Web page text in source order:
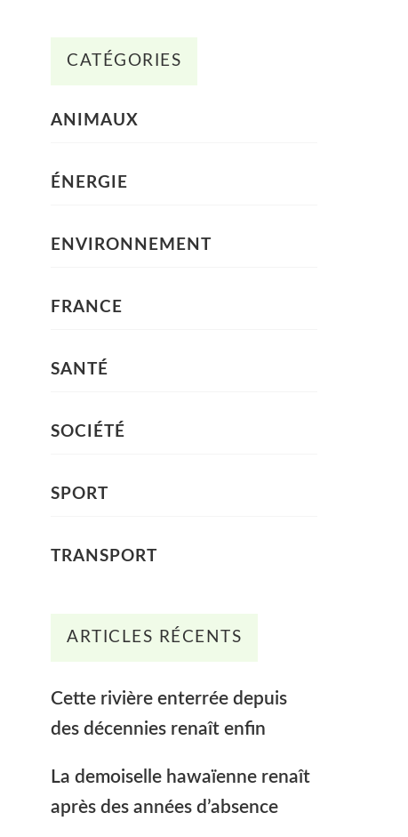
CATÉGORIES
ANIMAUX
ÉNERGIE
ENVIRONNEMENT
FRANCE
SANTÉ
SOCIÉTÉ
SPORT
TRANSPORT
ARTICLES RÉCENTS
Cette rivière enterrée depuis
des décennies renaît enfin
La demoiselle hawaïenne renaît
après des années d’absence